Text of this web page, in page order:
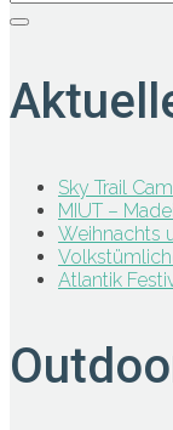
Sky Trail
MIUT –
Weihnachts
Atlantik